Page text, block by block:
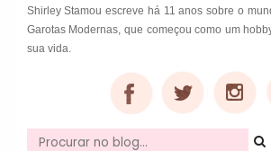
Shirley Stamou escreve há 11 anos sobre o
Garotas Modernas, que começou como um
sua vida.